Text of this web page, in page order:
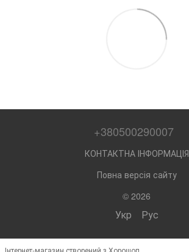
+380500290007
КОНТАКТНА ІНФОРМАЦІЯ
Повна версія сайту
© 2026
Укр Рус
Інтернет-магазин створений з Хорошоп